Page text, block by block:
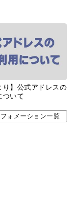
り】公式アドレスの
ついて
ォメーション一覧